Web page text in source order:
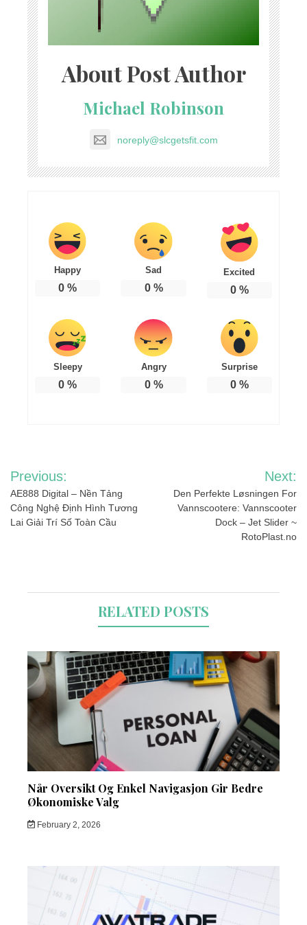
About Post Author
Michael Robinson
noreply@slcgetsfit.com
Happy
0 %
Sad
0%
Excited
0%
Sleepy
0 %
Angry
0%
Surprise
0%
Post
navigation
Previous:
AE888 Digital – Nền Tảng
Công Nghệ Định Hình Tương
Lai Giải Trí Số Toàn Cầu
Next:
Den Perfekte Løsningen For
Vannscootere: Vannscooter
Dock – Jet Slider ~
RotoPlast.no
RELATED POSTS
Når Oversikt Og Enkel Navigasjon Gir Bedre
Økonomiske Valg
February 2, 2026